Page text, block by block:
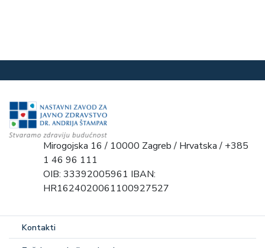
Mirogojska 16 / 10000 Zagreb / Hrvatska / +385
1 46 96 111
OIB: 33392005961 IBAN:
HR1624020061100927527
Kontakti